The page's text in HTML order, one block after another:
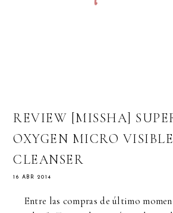
REVIEW [MISSHA]
OXYGEN MICRO
CLEANSER
16 ABR 2014
Entre las compras de último